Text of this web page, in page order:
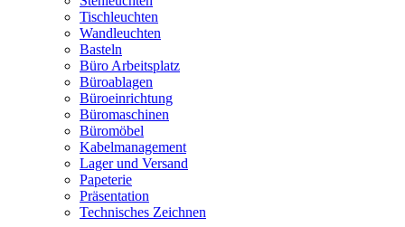
Tischleuchten
Wandleuchten
Basteln
Büro Arbeitsplatz
Büroablagen
Büroeinrichtung
Büromaschinen
Büromöbel
Kabelmanagement
Lager und Versand
Papeterie
Präsentation
Technisches Zeichnen